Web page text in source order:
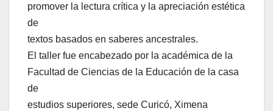
promover la lectura crítica y la apreciación estética
de
textos basados en saberes ancestrales.
El taller fue encabezado por la académica de la
Facultad de Ciencias de la Educación de la casa
de
estudios superiores, sede Curicó, Ximena